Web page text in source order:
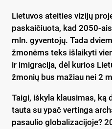
Lietuvos ateities vizijų
paskaičiuota, kad 2050-
mln. gyventojų. Tada
žmonėms teks išlaikyti
ir imigracija, dėl kurios
žmonių bus mažiau nei 2
Taigi, iškyla klausimas, ką
tauta su ypač vertinga
pasaulio globalizacijoje?